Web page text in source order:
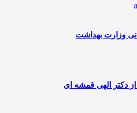
وزارت بهداشت
دکتر الهی قمشه ای